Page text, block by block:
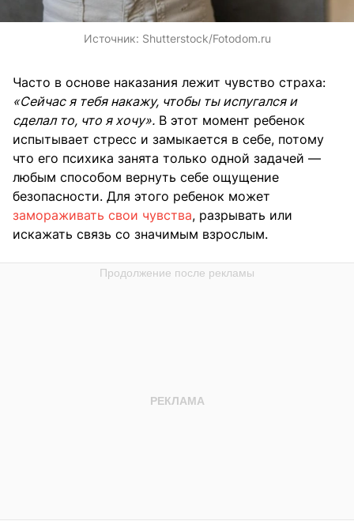
Источник: Shutterstock/Fotodom.ru
Часто в основе наказания лежит чувство страха:
«Сейчас я тебя накажу, чтобы ты испугался и
сделал то, что я хочу». В этот момент ребенок
испытывает стресс и замыкается в себе, потому
что его психика занята только одной задачей —
любым способом вернуть себе ощущение
безопасности. Для этого ребенок может
замораживать свои чувства, разрывать или
искажать связь со значимым взрослым.